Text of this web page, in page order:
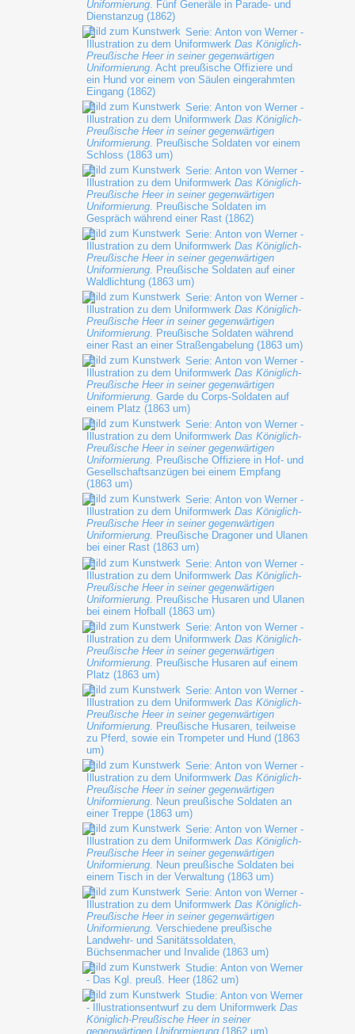
Uniformierung . Fünf Generäle in Parade- und
Dienstanzug (1862)
Serie: Anton von Werner -
Illustration zu dem Uniformwerk Das Königlich-
Preußische Heer in seiner gegenwärtigen
Uniformierung . Acht preußische Offiziere und
ein Hund vor einem von Säulen eingerahmten
Eingang (1862)
Serie: Anton von Werner -
Illustration zu dem Uniformwerk Das Königlich-
Preußische Heer in seiner gegenwärtigen
Uniformierung . Preußische Soldaten vor einem
Schloss (1863 um)
Serie: Anton von Werner -
Illustration zu dem Uniformwerk Das Königlich-
Preußische Heer in seiner gegenwärtigen
Uniformierung . Preußische Soldaten im
Gespräch während einer Rast (1862)
Serie: Anton von Werner -
Illustration zu dem Uniformwerk Das Königlich-
Preußische Heer in seiner gegenwärtigen
Uniformierung. Preußische Soldaten auf einer
Waldlichtung (1863 um)
Serie: Anton von Werner -
Illustration zu dem Uniformwerk Das Königlich-
Preußische Heer in seiner gegenwärtigen
Uniformierung. Preußische Soldaten während
einer Rast an einer Straßengabelung (1863 um)
Serie: Anton von Werner -
Illustration zu dem Uniformwerk Das Königlich-
Preußische Heer in seiner gegenwärtigen
Uniformierung. Garde du Corps-Soldaten auf
einem Platz (1863 um)
Serie: Anton von Werner -
Illustration zu dem Uniformwerk Das Königlich-
Preußische Heer in seiner gegenwärtigen
Uniformierung. Preußische Offiziere in Hof- und
Gesellschaftsanzügen bei einem Empfang
(1863 um)
Serie: Anton von Werner -
Illustration zu dem Uniformwerk Das Königlich-
Preußische Heer in seiner gegenwärtigen
Uniformierung. Preußische Dragoner und Ulanen
bei einer Rast (1863 um)
Serie: Anton von Werner -
Illustration zu dem Uniformwerk Das Königlich-
Preußische Heer in seiner gegenwärtigen
Uniformierung . Preußische Husaren und Ulanen
bei einem Hofball (1863 um)
Serie: Anton von Werner -
Illustration zu dem Uniformwerk Das Königlich-
Preußische Heer in seiner gegenwärtigen
Uniformierung . Preußische Husaren auf einem
Platz (1863 um)
Serie: Anton von Werner -
Illustration zu dem Uniformwerk Das Königlich-
Preußische Heer in seiner gegenwärtigen
Uniformierung . Preußische Husaren, teilweise
zu Pferd, sowie ein Trompeter und Hund (1863
um)
Serie: Anton von Werner -
Illustration zu dem Uniformwerk Das Königlich-
Preußische Heer in seiner gegenwärtigen
Uniformierung . Neun preußische Soldaten an
einer Treppe (1863 um)
Serie: Anton von Werner -
Illustration zu dem Uniformwerk Das Königlich-
Preußische Heer in seiner gegenwärtigen
Uniformierung. Neun preußische Soldaten bei
einem Tisch in der Verwaltung (1863 um)
Serie: Anton von Werner -
Illustration zu dem Uniformwerk Das Königlich-
Preußische Heer in seiner gegenwärtigen
Uniformierung. Verschiedene preußische
Landwehr- und Sanitätssoldaten,
Büchsenmacher und Invalide (1863 um)
Studie: Anton von Werner
- Das Kgl. preuß. Heer (1862 um)
Studie: Anton von Werner
- Illustrationsentwurf zu dem Uniformwerk Das
Königlich-Preußische Heer in seiner
gegenwärtigen Uniformierung (1862 um)